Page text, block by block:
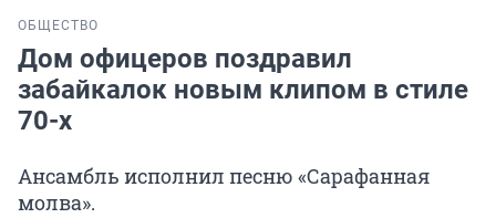
ОБЩЕСТВО
Дом офицеров поздравил
забайкалок новым клипом в стиле
70-х
Ансамбль исполнил песню «Сарафанная
молва».